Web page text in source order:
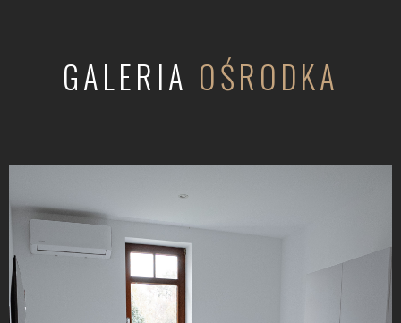
GALERIA OŚRODKA